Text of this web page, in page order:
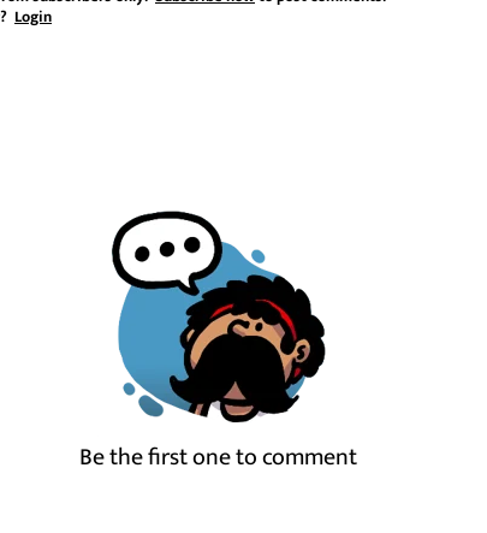
Login
Be the first one to comment